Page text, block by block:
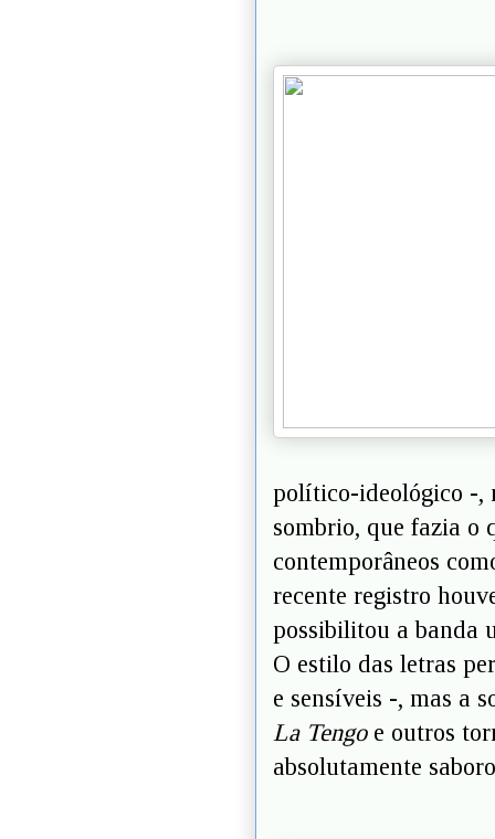
político-ideológico -,
sombrio, que fazia o
contemporâneos
recente registro
possibilitou a banda
O estilo das letras
e sensíveis -, mas a
La Tengoe outros
absolutamente